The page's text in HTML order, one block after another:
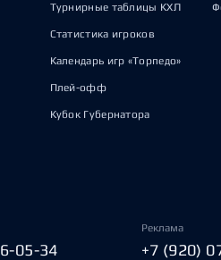
Турнирные таблицы КХЛ
Статистика игроков
Календарь игр «Торпедо»
Плей-офф
Кубок Губернатора
05-34
Реклама
+7 (920)